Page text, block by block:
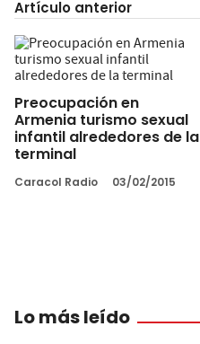
Artículo anterior
Preocupación en
Armenia turismo sexual
infantil alrededores de la
terminal
Caracol Radio 03/02/2015
Lo más leído